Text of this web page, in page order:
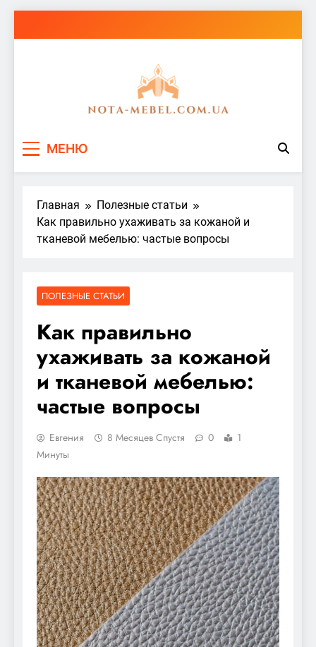
МЕНЮ
Главная
Полезные статьи
Как правильно ухаживать за кожаной и
тканевой мебелью: частые вопросы
ПОЛЕЗНЫЕ СТАТЬИ
Как правильно
ухаживать за кожаной
и тканевой мебелью:
частые вопросы
Евгения 8 Месяцев Спустя 0
1
Минуты